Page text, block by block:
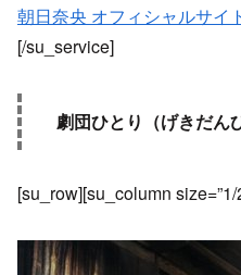
朝日奈央 オフィシャルサイ
[/su_service]
劇団ひとり（げきだん
[su_row][su_column size=”1/